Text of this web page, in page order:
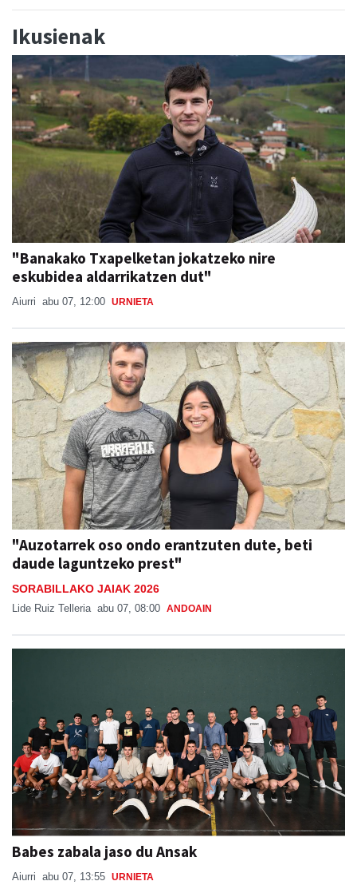
Ikusienak
"Banakako Txapelketan jokatzeko nire
eskubidea aldarrikatzen dut"
Aiurri abu 07, 12:00 URNIETA
"Auzotarrek oso ondo erantzuten dute, beti
daude laguntzeko prest"
SORABILLAKO JAIAK 2026
Lide Ruiz Telleria abu 07, 08:00 ANDOAIN
Babes zabala jaso du Ansak
Aiurri abu 07, 13:55 URNIETA